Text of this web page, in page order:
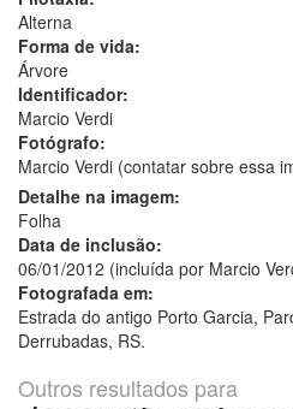
Alterna
Forma de vida:
Árvore
Identificador:
Marcio Verdi
Fotógrafo:
Marcio Verdi (contatar sobre essa
Detalhe na imagem:
Folha
Data de inclusão:
06/01/2012 (incluída por Marcio
Fotografada em:
Estrada do antigo Porto Garcia,
Derrubadas, RS.
Outros resultados para